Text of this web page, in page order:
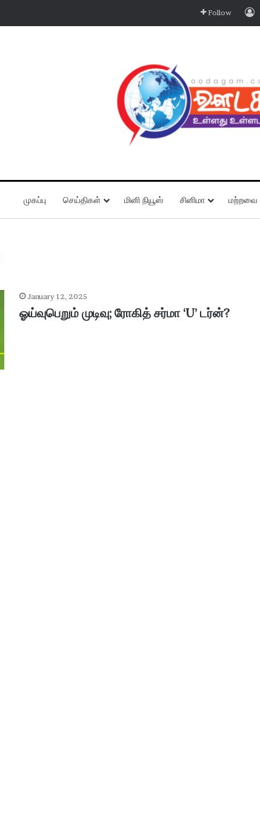
Follow
முகப்பு செய்திகள் மினி நியூஸ் சினிமா மற்றவை
January 12, 2025
ஓய்வுபெறும் முடிவு; ரோகித் சர்மா ‘U’ டர்ன்?